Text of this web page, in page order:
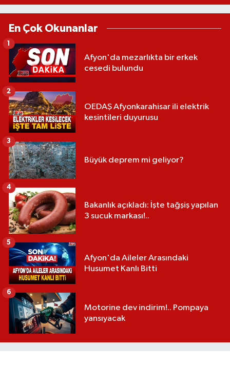
En Çok Okunanlar
Afyon'da mezarlıkta bir erkek
cesedi bulundu
1
OEDAŞ Afyonkarahisar ili elektrik
kesintileri duyurusu
2
Büyük deprem mi geliyor?
3
Bakanlık açıkladı: İşte tağşiş yapılan
3 sucuk markası!..
4
Afyon'da Aileler Arasındaki
Husumet Kanlı Bitti
5
Motorine dev indirim!.. Pompaya
yansıyacak
6